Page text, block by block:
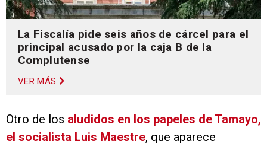
La Fiscalía pide seis años de cárcel para el
principal acusado por la caja B de la
Complutense
VER MÁS
Otro de los aludidos en los papeles de Tamayo,
el socialista Luis Maestre, que aparece